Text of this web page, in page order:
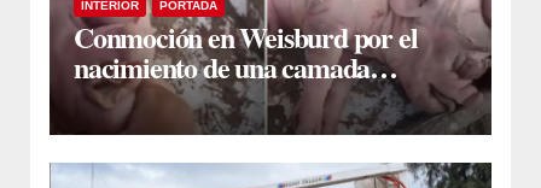
INTERIOR PORTADA
Conmoción en Weisburd por el
nacimiento de una camada
lechones con graves deformaciones